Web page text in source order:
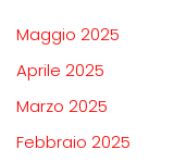
Maggio 2025
Aprile 2025
Marzo 2025
Febbraio 2025